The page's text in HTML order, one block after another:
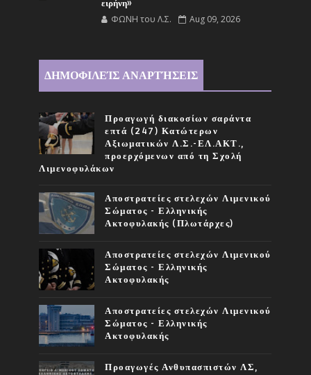
ειρήνη»
ΦΩΝΗ του Λ.Σ. Aug 09, 2026
ΔΗΜΟΦΙΛΕΊΣ ΑΝΑΡΤΉΣΕΙΣ
Προαγωγή διακοσίων σαράντα
επτά (247) Κατώτερων
Αξιωματικών Λ.Σ.-ΕΛ.ΑΚΤ.,
προερχόμενων από τη Σχολή
Λιμενοφυλάκων
Αποστρατείες στελεχών Λιμενικού
Σώματος - Ελληνικής
Ακτοφυλακής (Πλωτάρχες)
Αποστρατείες στελεχών Λιμενικού
Σώματος - Ελληνικής
Ακτοφυλακής
Αποστρατείες στελεχών Λιμενικού
Σώματος - Ελληνικής
Ακτοφυλακής
Προαγωγές Ανθυπασπιστών ΛΣ,